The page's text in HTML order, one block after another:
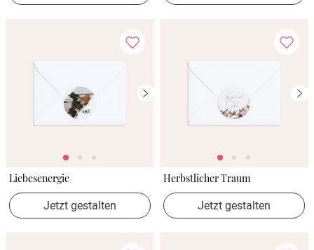
Liebesenergie
Jetzt gestalten
Herbstlicher Traum
Jetzt gestalten